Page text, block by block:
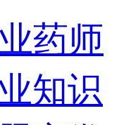
药师
知识